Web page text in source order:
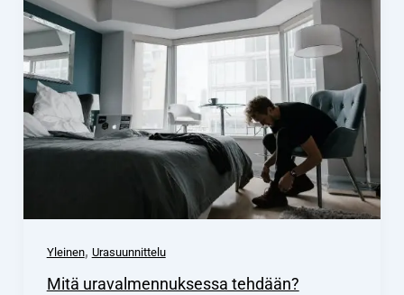
Yleinen, Urasuunnittelu
Mitä uravalmennuksessa tehdään?